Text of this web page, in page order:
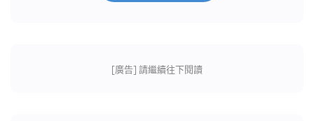
[廣告] 請繼續往下閱讀